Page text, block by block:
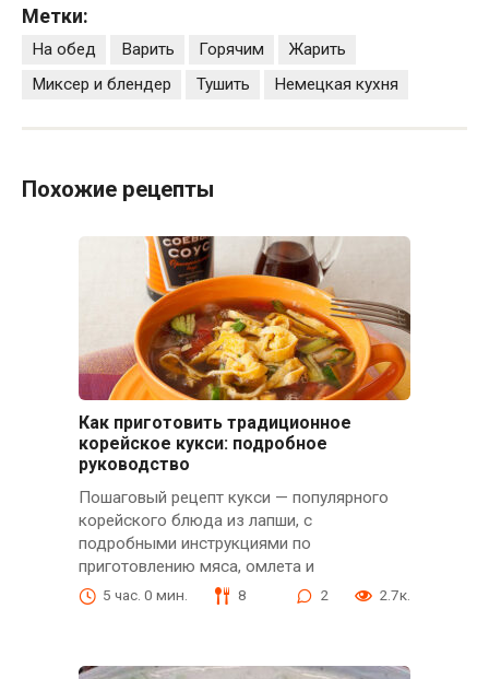
Метки:
На обед Варить Горячим
Жарить
Миксер и блендер
Тушить Немецкая кухня
Похожие рецепты
Как приготовить традиционное
корейское кукси: подробное
руководство
Пошаговый рецепт кукси — популярного
корейского блюда из лапши, с
подробными инструкциями по
приготовлению мяса, омлета и
5 час. 0 мин. 8 2 2.7к.